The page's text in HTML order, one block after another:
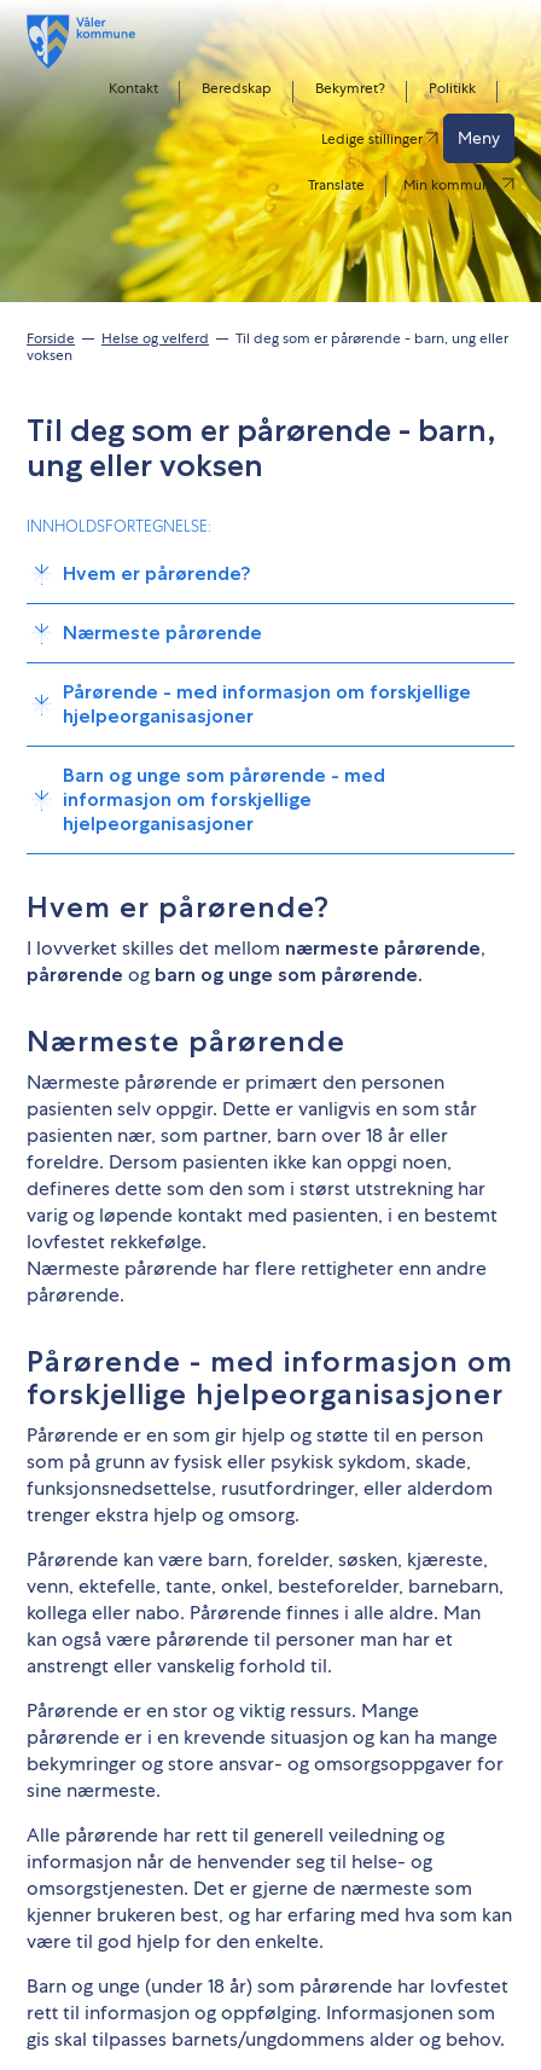
Kontakt Beredskap Bekymret? Politikk
Ledige stillinger Meny
Translate Min kommune
Forside Helse og velferd
Til deg som er pårørende - barn, ung eller
voksen
Til deg som er pårørende - barn,
ung eller voksen
INNHOLDSFORTEGNELSE:
Hvem er pårørende?
Nærmeste pårørende
Pårørende - med informasjon om forskjellige
hjelpeorganisasjoner
Barn og unge som pårørende - med
informasjon om forskjellige
hjelpeorganisasjoner
Hvem er pårørende?
I lovverket skilles det mellom nærmeste pårørende,
pårørende og barn og unge som pårørende.
Nærmeste pårørende
Nærmeste pårørende er primært den personen
pasienten selv oppgir. Dette er vanligvis en som står
pasienten nær, som partner, barn over 18 år eller
foreldre. Dersom pasienten ikke kan oppgi noen,
defineres dette som den som i størst utstrekning har
varig og løpende kontakt med pasienten, i en bestemt
lovfestet rekkefølge.
Nærmeste pårørende har flere rettigheter enn andre
pårørende.
Pårørende - med informasjon om
forskjellige hjelpeorganisasjoner
Pårørende er en som gir hjelp og støtte til en person
som på grunn av fysisk eller psykisk sykdom, skade,
funksjonsnedsettelse, rusutfordringer, eller alderdom
trenger ekstra hjelp og omsorg.
Pårørende kan være barn, forelder, søsken, kjæreste,
venn, ektefelle, tante, onkel, besteforelder, barnebarn,
kollega eller nabo. Pårørende finnes i alle aldre. Man
kan også være pårørende til personer man har et
anstrengt eller vanskelig forhold til.
Pårørende er en stor og viktig ressurs. Mange
pårørende er i en krevende situasjon og kan ha mange
bekymringer og store ansvar- og omsorgsoppgaver for
sine nærmeste.
Alle pårørende har rett til generell veiledning og
informasjon når de henvender seg til helse- og
omsorgstjenesten. Det er gjerne de nærmeste som
kjenner brukeren best, og har erfaring med hva som kan
være til god hjelp for den enkelte.
Barn og unge (under 18 år) som pårørende har lovfestet
rett til informasjon og oppfølging. Informasjonen som
gis skal tilpasses barnets/ungdommens alder og behov.